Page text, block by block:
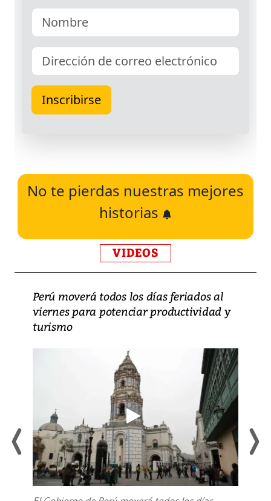
No te pierdas nuestras mejores
historias
VIDEOS
Perú moverá todos los días feriados al
viernes para potenciar productividad y
turismo